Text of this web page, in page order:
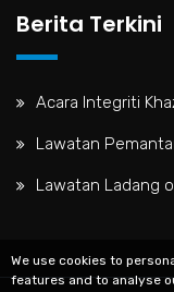
Berita Terkini
Acara Integriti
Lawatan
Lawatan Ladang
We use cookies to
features and to analyse